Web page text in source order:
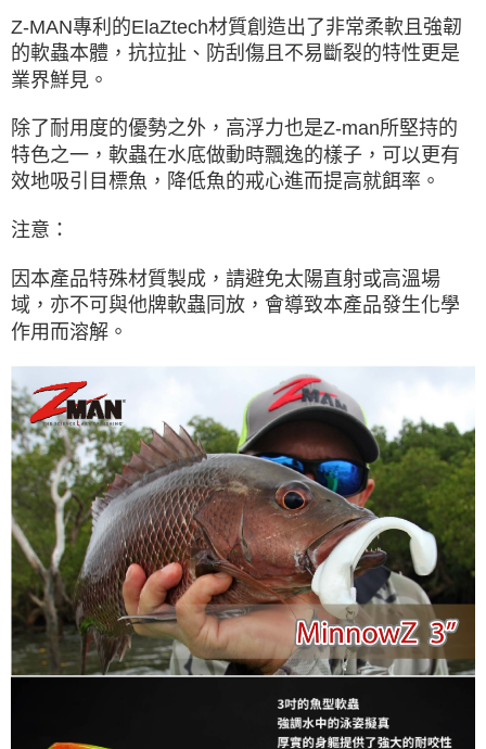
帳／街口支付／iPASS MONEY」等通路繳費。
【注意事項】
1.本服務係由「台灣大哥大股份有限公司」（以下簡稱本公司）所提供，讓
買賣價金債權讓與本公司後，依約使用本公司帳單繳交帳款。
2.基於同意付款使用「大哥付你分期」之契約關係目的，商店將以您的個人
資料（包含姓名、電話或地址）提供予台灣大哥大進項蒐集、處理及利用，
由本公司與您本人進行分期帳單所需資料之確認、核對及更正。
２．訂單成立數日內，您將收到繳費通知簡訊。
３．收到繳費通知簡訊後14天內，點擊此簡訊中的連結，可透過四大超商／
ATM／網路銀行／等多元方式進行付款，方視為交易完成。
※ 請注意：結帳手續完成當下不需立刻繳費，但若您需要取消訂單，請聯絡
後付繳納相關費用。
※ 交易是否成功請以「AFTEE先享後付 」之結帳頁面顯示為準，若有關於
是否繳費成功／繳費後需取消欲退款等相關疑問，請聯繫「AFTEE先享後付
客戶支援中心」https://netprotections.freshdesk.com/support/home
【注意事項】
易，需依本服務之必要範圍內提供個人資料，並將交易相關給付款項請求債
權轉讓予恩沛科技股份有限公司。
２．關於個人資料處理事宜，請瀏覽以下網址：
https://aftee.tw/terms/#terms3
３．未成年的使用者請事先徵得法定代理人或監護人之同意方可使用
「AFTEE先享後付」，若未經同意申辦者引起之損失，本公司不負相關責
任。
４．使用「AFTEE先享後付」時，將依據個別帳號之用戶狀況，依本公司即
時審查核予不同之上限額度；若仍有額度不足之情形，本公司將視審查結果
請求用戶進行身份認證。
５．嚴禁一人註冊多個帳號或使用他人資訊註冊。若發現惡意使用之情形，
恩沛科技股份有限公司將有權停止該用戶之使用額度並採取法律行動。
付款後全家取貨
每筆NT$60，滿NT$1,200(含以上)免運費
7-11取貨付款
每筆NT$60，滿NT$1,200(含以上)免運費
付款後7-11取貨
每筆NT$60，滿NT$1,200(含以上)免運費
每筆NT$100，滿NT$2,000(含以上)免運費
離島一般宅配
貨到付款（門市自取請勿下單，請聯繫客服）
每筆NT$200，滿NT$3,000(含以上)免運費
國家/地區配送(**下單前請私訊客服確認實際運費(運費另
計)，訂單才得以成立**)
查看運費
Z-MAN專利的ElaZtech材質創造出了非常柔軟且強韌
的軟蟲本體，抗拉扯、防刮傷且不易斷裂的特性更是
業界鮮見。
除了耐用度的優勢之外，高浮力也是Z-man所堅持的
特色之一，軟蟲在水底做動時飄逸的樣子，可以更有
效地吸引目標魚，降低魚的戒心進而提高就餌率。
注意：
因本產品特殊材質製成，請避免太陽直射或高溫場
域，亦不可與他牌軟蟲同放，會導致本產品發生化學
作用而溶解。